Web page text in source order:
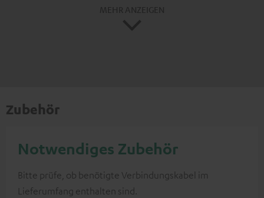
Zubehör
Notwendiges Zubehör
Bitte prüfe, ob benötigte Verbindungskabel im
Lieferumfang enthalten sind.